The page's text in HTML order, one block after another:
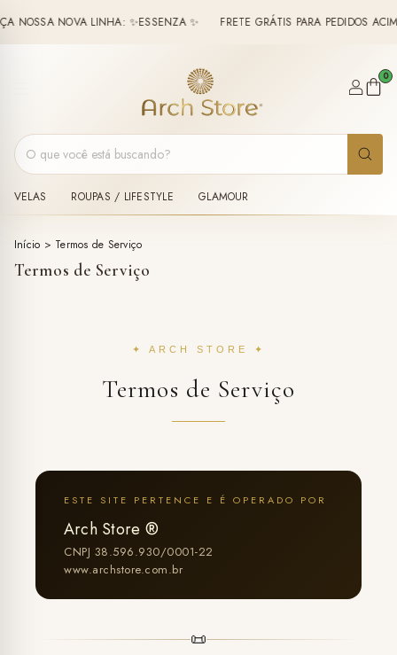
NOVA LINHA: ✨ESSENZA ✨ FRETE GRÁTIS PARA PEDIDOS
0
VELAS ROUPAS / LIFESTYLE GLAMOUR
Início > Termos de Serviço
Termos de Serviço
✦ ARCH STORE ✦
Termos de Serviço
ESTE SITE PERTENCE E É OPERADO POR
Arch Store ®
CNPJ 38.596.930/0001-22
www.archstore.com.br
📜